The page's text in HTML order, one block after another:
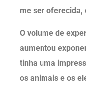
me ser oferecida,
O volume de
aumentou
tinha uma
os animais e os